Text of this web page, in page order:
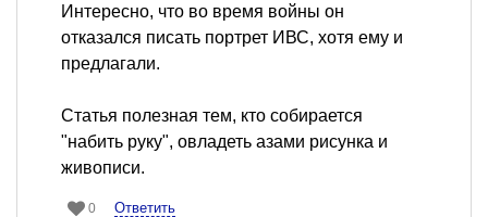
Интересно, что во время войны он
отказался писать портрет ИВС, хотя ему и
предлагали.
Статья полезная тем, кто собирается
"набить руку", овладеть азами рисунка и
живописи.
0 Ответить